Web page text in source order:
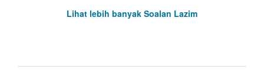
Lihat lebih banyak Soalan Lazim